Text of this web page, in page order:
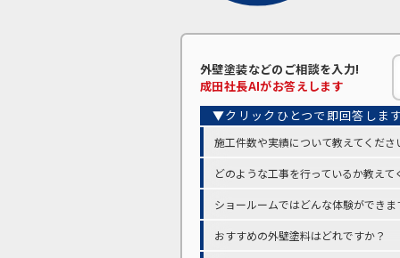
外壁塗装などの ご相談を入力!
成田社長AIがお答えします
施工件数や実績について教えてくださ
どのような工事を行っているか教えて
ショールームではどんな体験ができま
おすすめの外壁塗料はどれですか？